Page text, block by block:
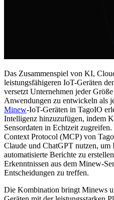
Das Zusammenspiel von KI,
leistungsfähigeren IoT-Geräten
versetzt Unternehmen jeder
Anwendungen zu entwickeln als
Minew-IoT-Geräten in TagoIO
Intelligenz hinzuzufügen, indem
Sensordaten in Echtzeit
Context Protocol (MCP) von
Claude und ChatGPT nutzen, um
automatisierte Berichte zu
Erkenntnissen aus dem Minew-
Entscheidungen zu treffen.
Die Kombination bringt Minews